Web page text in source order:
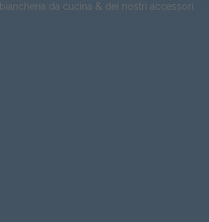
biancheria da cucina & dei nostri accessori